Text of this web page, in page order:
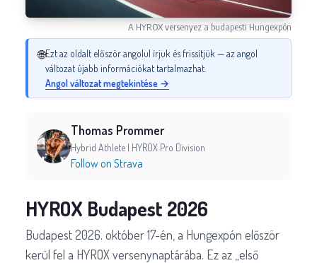
A HYROX versenyez a budapesti Hungexpón
🌐Ezt az oldalt először angolul írjuk és frissítjük — az angol
változat újabb információkat tartalmazhat.
Angol változat megtekintése →
Thomas Prommer
Hybrid Athlete | HYROX Pro Division
Follow on Strava
HYROX Budapest 2026
Budapest 2026. október 17-én, a Hungexpón először
kerül fel a HYROX versenynaptárába. Ez az „első